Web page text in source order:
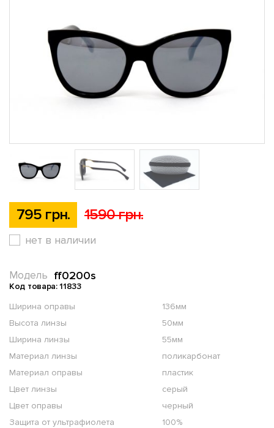
795 грн. 1590 грн.
нет в наличии
ff0200s
Модель
Код товара: 11833
Ширина оправы
136мм
Высота линзы
50мм
Ширина линзы
55мм
Материал линзы
поликарбонат
Материал оправы
пластик
Цвет линзы
серый
Цвет оправы
черный
Защита от ультрафиолета
100%